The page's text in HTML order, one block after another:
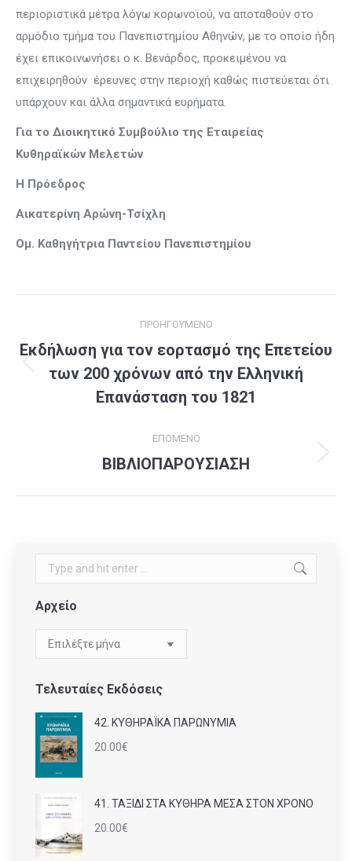
περιοριστικά μέτρα λόγω κορωνοϊού, να αποταθούν στο
αρμόδιο τμήμα του Πανεπιστημίου Αθηνών, με το οποίο ήδη
έχει επικοινωνήσει ο κ. Βενάρδος, προκειμένου να
επιχειρηθούν έρευνες στην περιοχή καθώς πιστεύεται ότι
υπάρχουν και άλλα σημαντικά ευρήματα.
Για το Διοικητικό Συμβούλιο της Εταιρείας
Κυθηραϊκών Μελετών
Η Πρόεδρος
Αικατερίνη Αρώνη-Τσίχλη
Ομ. Καθηγήτρια Παντείου Πανεπιστημίου
navigation
ΠΡΟΗΓΟΎΜΕΝΟ
Previous
post:
Εκδήλωση για τον εορτασμό της Επετείου
των 200 χρόνων από την Ελληνική
Επανάσταση του 1821
ΕΠΌΜΕΝΟ
Next
ΒΙΒΛΙΟΠΑΡΟΥΣΙΑΣΗ
Search:
Αρχείο
Αρχείο
Τελευταίες Εκδόσεις
42. ΚΥΘΗΡΑΪΚΑ ΠΑΡΩΝΥΜΙΑ
20.00€
41. ΤΑΞΙΔΙ ΣΤΑ ΚΥΘΗΡΑ ΜΕΣΑ ΣΤΟΝ ΧΡΟΝΟ
20.00€